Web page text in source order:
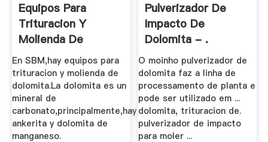
Equipos Para
Trituracion Y
Molienda De
Dolomita
En SBM,hay equipos para
trituracion y molienda de
dolomita.La dolomita es un
mineral de
carbonato,principalmente,hay
ankerita y dolomita de
manganeso.
Pulverizador De
Impacto De
Dolomita - .
O moinho pulverizador de
dolomita faz a linha de
processamento de planta e
pode ser utilizado em ...
dolomita, trituracion de.
pulverizador de impacto
para moler ...